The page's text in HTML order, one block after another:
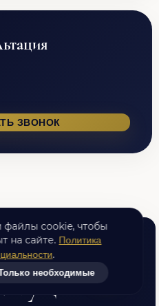
ЗВОНОК
файлы cookie, чтобы
на сайте. Политика
.
необходимые